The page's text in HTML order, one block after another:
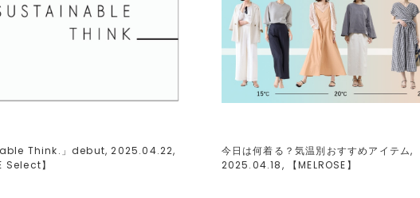
Think.」debut, 2025.04.22,
Select】
今日は何着る？気温別おすすめアイテム,
2025.04.18, 【MELROSE】